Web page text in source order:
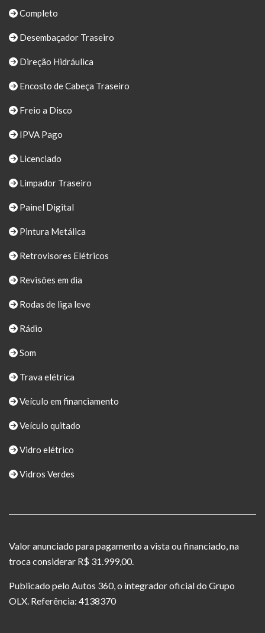
Completo
Desembaçador Traseiro
Direção Hidráulica
Encosto de Cabeça Traseiro
Freio a Disco
IPVA Pago
Licenciado
Limpador Traseiro
Painel Digital
Pintura Metálica
Retrovisores Elétricos
Revisões em dia
Rodas de liga leve
Rádio
Som
Trava elétrica
Veículo em financiamento
Veículo quitado
Vidro elétrico
Vidros Verdes
Valor anunciado para pagamento a vista ou financiado, na
troca considerar R$ 31.999,00.
Publicado pelo Autos 360, o integrador oficial do Grupo
OLX. Referência: 4138370